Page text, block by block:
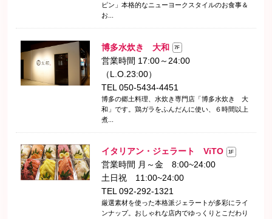
ピン」本格的なニューヨークスタイルのお食事＆
お...
博多水炊き 大和 7F
営業時間 17:00～24:00
（L.O.23:00）
TEL 050-5434-4451
博多の郷土料理、水炊き専門店「博多水炊き 大
和」です。鶏ガラをふんだんに使い、６時間以上
煮...
イタリアン・ジェラート ViTO 1F
営業時間 月～金 8:00~24:00
土日祝 11:00~24:00
TEL 092-292-1321
厳選素材を使った本格派ジェラートが多彩にライ
ンナップ。おしゃれな店内でゆっくりとこだわり